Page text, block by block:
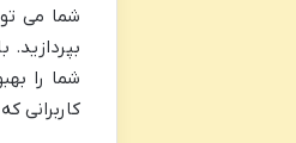
شما می
شما را
کاربرانی